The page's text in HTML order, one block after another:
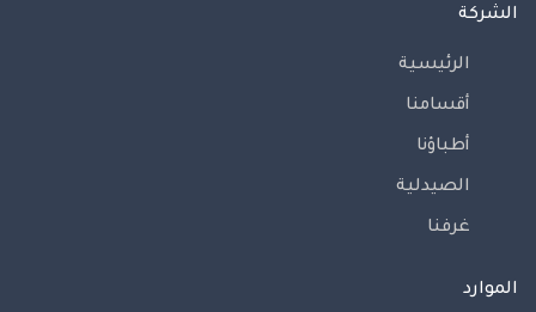
الشركة
الرئيسية
أقسامنا
أطباؤنا
الصيدلية
غرفنا
الموارد